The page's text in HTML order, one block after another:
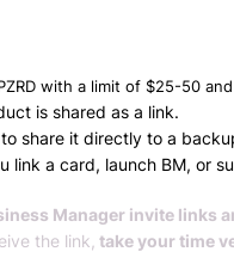
with a limit of $25-50
is shared as a link.
share it directly to a
link a card, launch BM, or
Manager invite links
the link, take your time